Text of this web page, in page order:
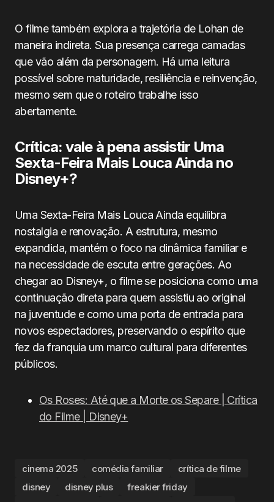
O filme também explora a trajetória de Lohan de
maneira indireta. Sua presença carrega camadas
que vão além da personagem. Há uma leitura
possível sobre maturidade, resiliência e reinvenção,
mesmo sem que o roteiro trabalhe isso
abertamente.
Crítica: vale à pena assistir Uma
Sexta-Feira Mais Louca Ainda no
Disney+?
Uma Sexta-Feira Mais Louca Ainda equilibra
nostalgia e renovação. A estrutura, mesmo
expandida, mantém o foco na dinâmica familiar e
na necessidade de escuta entre gerações. Ao
chegar ao Disney+, o filme se posiciona como uma
continuação direta para quem assistiu ao original
na juventude e como uma porta de entrada para
novos espectadores, preservando o espírito que
fez da franquia um marco cultural para diferentes
públicos.
Os Roses: Até que a Morte os Separe | Crítica
do Filme | Disney+
cinema 2025 comédia familiar
crítica de filme
disney
disney plus
freakier friday